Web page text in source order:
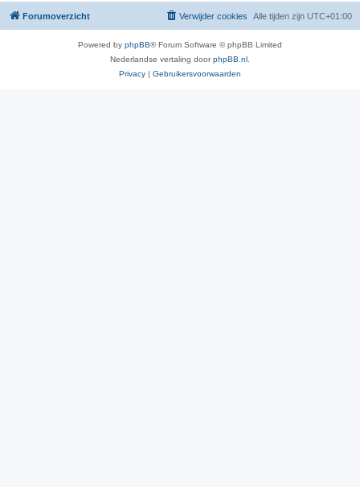
Forumoverzicht Alle tijden zijn UTC+01:00
Verwijder cookies
Powered by phpBB® Forum Software © phpBB Limited
Nederlandse vertaling doorphpBB.nl
Privacy | Gebruikersvoorwaarden